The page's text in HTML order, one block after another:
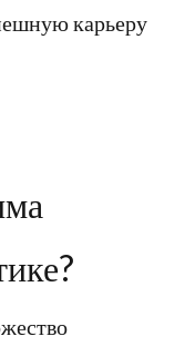
карьеру